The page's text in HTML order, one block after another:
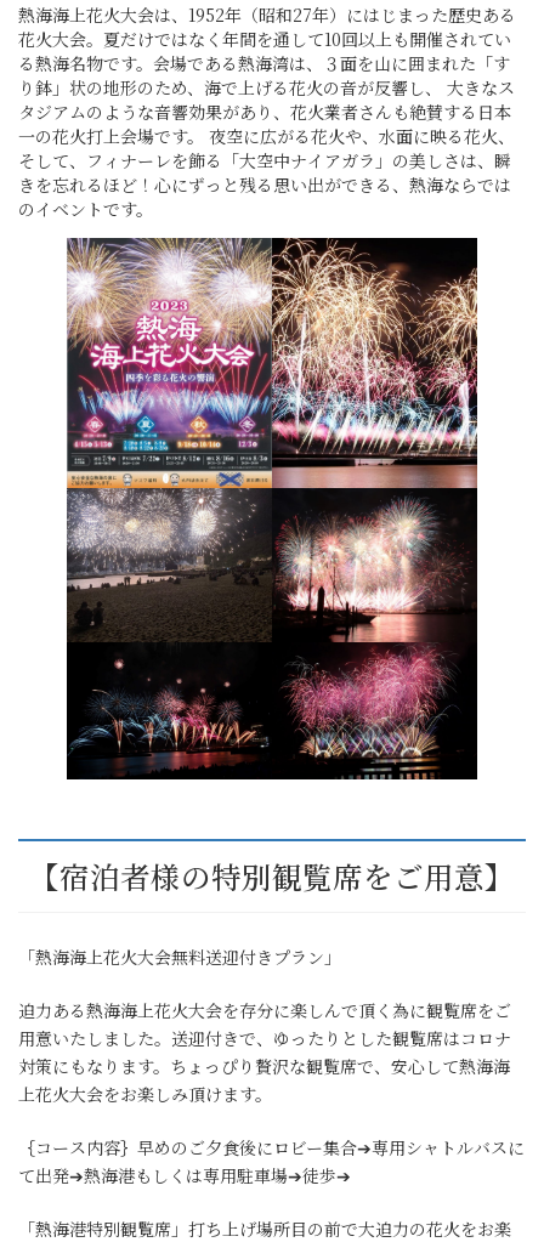
熱海海上花火大会は、1952年（昭和27年）にはじまった歴史ある
花火大会。夏だけではなく年間を通して10回以上も開催されてい
る熱海名物です。会場である熱海湾は、３面を山に囲まれた「す
り鉢」状の地形のため、海で上げる花火の音が反響し、 大きなス
タジアムのような音響効果があり、花火業者さんも絶賛する日本
一の花火打上会場です。 夜空に広がる花火や、水面に映る花火、
そして、フィナーレを飾る「大空中ナイアガラ」の美しさは、瞬
きを忘れるほど！心にずっと残る思い出ができる、熱海ならでは
のイベントです。
【宿泊者様の特別観覧席をご用意】
「熱海海上花火大会無料送迎付きプラン」
迫力ある熱海海上花火大会を存分に楽しんで頂く為に観覧席をご
用意いたしました。送迎付きで、ゆったりとした観覧席はコロナ
対策にもなります。ちょっぴり贅沢な観覧席で、安心して熱海海
上花火大会をお楽しみ頂けます。
｛コース内容｝早めのご夕食後にロビー集合➔専用シャトルバスに
て出発➔熱海港もしくは専用駐車場➔徒歩➔
「熱海港特別観覧席」打ち上げ場所目の前で大迫力の花火をお楽